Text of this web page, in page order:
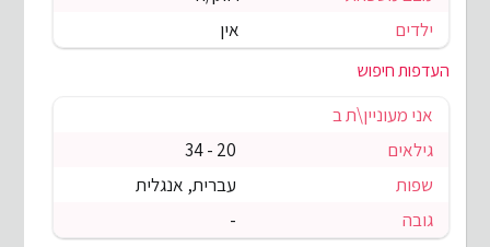
ילדים
אין
העדפות חיפוש
אני מעוניין\ת ב
גילאים
20 - 34
שפות
עברית, אנגלית
גובה
-